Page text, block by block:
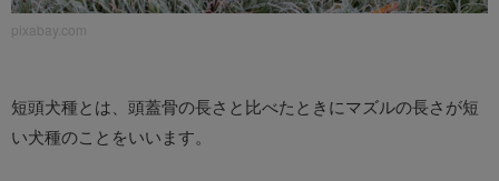
pixabay.com
短頭犬種とは、頭蓋骨の長さと比べたときにマズルの長さが短
い犬種のことをいいます。